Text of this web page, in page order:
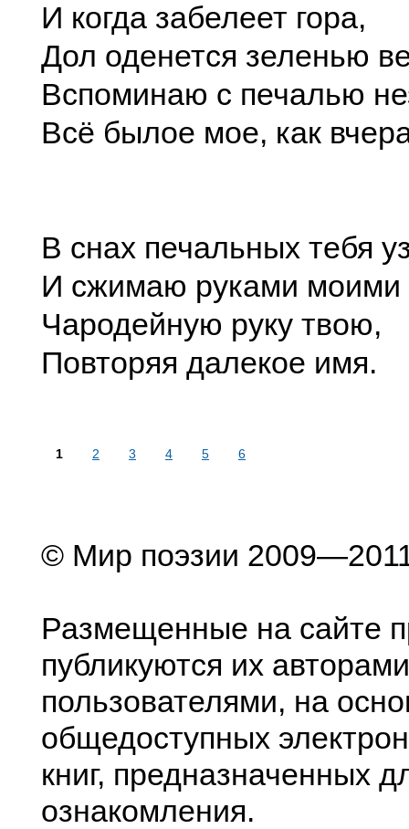
И когда забелеет гора,
Дол оденется зеленью
Вспоминаю с печалью
Всё былое мое, как
В снах печальных тебя
И сжимаю руками моими
Чародейную руку твою,
Повторяя далекое имя.
1 2 3 4 5 6
© Мир поэзии
Размещенные на сайте
публикуются их
пользователями, на
общедоступных
книг, предназначенных
ознакомления.